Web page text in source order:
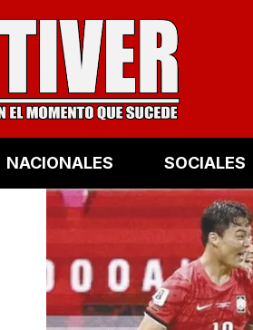
NACIONALES SOCIALES